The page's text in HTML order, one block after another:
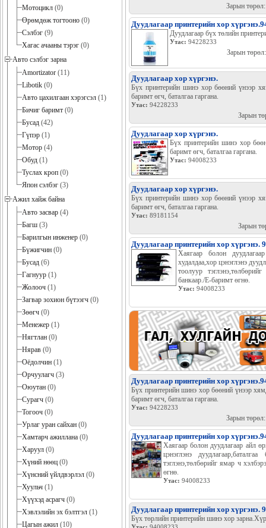
Мотоцикл (0)
Өрөмдөж тогтооно (0)
Сэлбэг (9)
Хагас ачааны тэрэг (0)
Авто сэлбэг зарна
Amortizator (11)
Libotik (0)
Авто цахилгаан хэрэгсэл (1)
Бичиг баримт (0)
Бусад (42)
Гүпэр (1)
Мотор (4)
Обуд (1)
Туслах кроп (0)
Япон сэлбэг (3)
Ажил хайж байна
Авто засвар (4)
Багш (3)
Барилгын инженер (0)
Бүжигчин (0)
Бусад (6)
Гагнуур (1)
Жолооч (1)
Загвар зохион бүтээгч (0)
Зөөгч (0)
Менежер (1)
Нягтлан (0)
Нярав (0)
Оёдолчин (1)
Орчуулагч (3)
Оюутан (0)
Сурагч (0)
Тогооч (0)
Урлаг уран сайхан (0)
Хамтарч ажиллана (0)
Харуул (0)
Хүний нөөц (0)
Хүнсний үйлдвэрлэл (0)
Хуульч (1)
Хүүхэд асрагч (0)
Хэвлэлийн эх бэлтгэл (1)
Цагын ажил (10)
Зарын
Дуудлагаар принтерийн хор
Дуудлагаар бүх төлийн
Утас: 94228233
Зарын
Дуудлагаар хор хүргэнэ.
Бүх принтерийн шинэ хор бөөний үнээр
баримт өгч, баталгаа гаргана.
Утас: 94228233
Зарын
Дуудлагаар хор хүргэнэ.
Бүх принтерийн шинэ хор
баримт өгч, баталгаа гаргана.
Утас: 94008233
Дуудлагаар хор хүргэнэ.
Бүх принтерийн шинэ хор бөөний үнээр
баримт өгч, баталгаа гаргана.
Утас: 89181154
Зарын
Дуудлагаар принтерийн хор хүргэнэ.
Хаягаар болон
худалдаа,хор цэнэглэнэ
тоолуур
банкаар./Е-баримт өгнө.
Утас: 94008233
Дуудлагаар принтерийн хор
Бүх принтерийн шинэ хор бөөний үнээр
баримт өгч, баталгаа гаргана.
Утас: 94228233
Зарын
Дуудлагаар принтерийн хор
Хаягаар болон дуудлагаар айл
цэнэглэнэ
тэглэнэ,төлбөрийг ямар ч
өгнө.
Утас: 94008233
Дуудлагаар принтерийн хор хүргэнэ.
Бүх төрлийн принтерийн шинэ хор